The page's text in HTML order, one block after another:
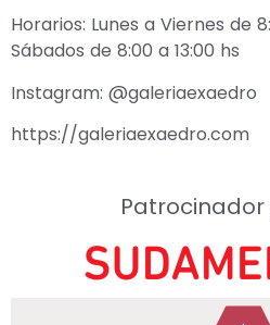
Horarios: Lunes a Viernes de
Sábados de 8:00 a 13:00 hs
Instagram: @galeriaexaedro
https://galeriaexaedro.com